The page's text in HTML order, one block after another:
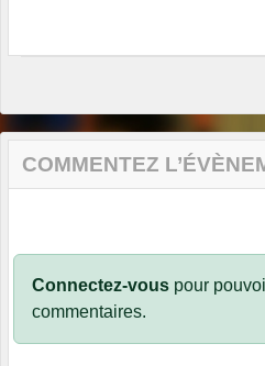
COMMENTEZ
Connectez-vous pour
commentaires.